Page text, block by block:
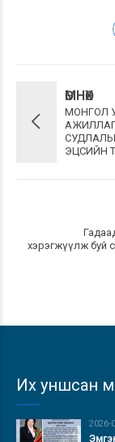
ӨМНӨХ
МОНГОЛ
ЭЦСИЙН
хэрэгжүүлж буй
Их уншсан
2026-